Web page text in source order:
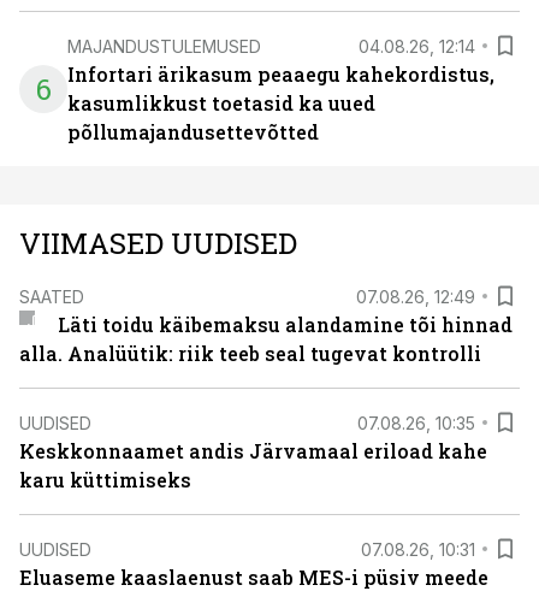
6
MAJANDUSTULEMUSED 04.08.26, 12:14
Infortari ärikasum peaaegu kahekordistus,
kasumlikkust toetasid ka uued
põllumajandusettevõtted
VIIMASED UUDISED
SAATED 07.08.26, 12:49
Läti toidu käibemaksu alandamine tõi hinnad
alla. Analüütik: riik teeb seal tugevat kontrolli
UUDISED 07.08.26, 10:35
Keskkonnaamet andis Järvamaal eriload kahe
karu küttimiseks
UUDISED 07.08.26, 10:31
Eluaseme kaaslaenust saab MES-i püsiv meede